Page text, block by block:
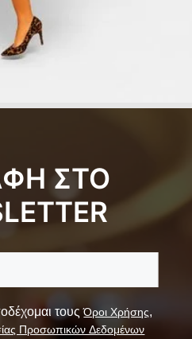
ΣΤΟ
τουςΌροι Χρήσης,
Προσωπικών Δεδομένων